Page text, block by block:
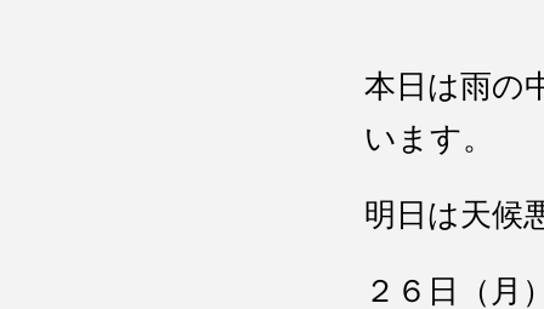
本日は雨の
います。
明日は天候
２６日（月